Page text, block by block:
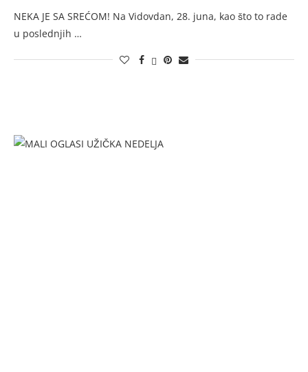
NEKA JE SA SREĆOM! Na Vidovdan, 28. juna, kao što to rade
u poslednjih …